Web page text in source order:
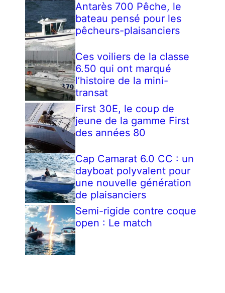
Antarès 700 Pêche, le
bateau pensé pour les
pêcheurs-plaisanciers
Ces voiliers de la classe
6.50 qui ont marqué
l’histoire de la mini-
transat
First 30E, le coup de
jeune de la gamme First
des années 80
Cap Camarat 6.0 CC : un
dayboat polyvalent pour
une nouvelle génération
de plaisanciers
Semi-rigide contre coque
open : Le match